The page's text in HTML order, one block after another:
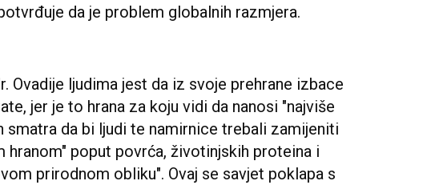
da je problem globalnih razmjera.
Ovadije ljudima jest da iz svoje prehrane izbace
jer je to hrana za koju vidi da nanosi "najviše
smatra da bi ljudi te namirnice trebali zamijeniti
hranom" poput povrća, životinjskih proteina i
prirodnom obliku". Ovaj se savjet poklapa s